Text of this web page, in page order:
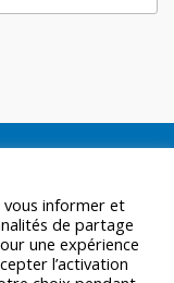
vous informer et
de partage
une expérience
l’activation